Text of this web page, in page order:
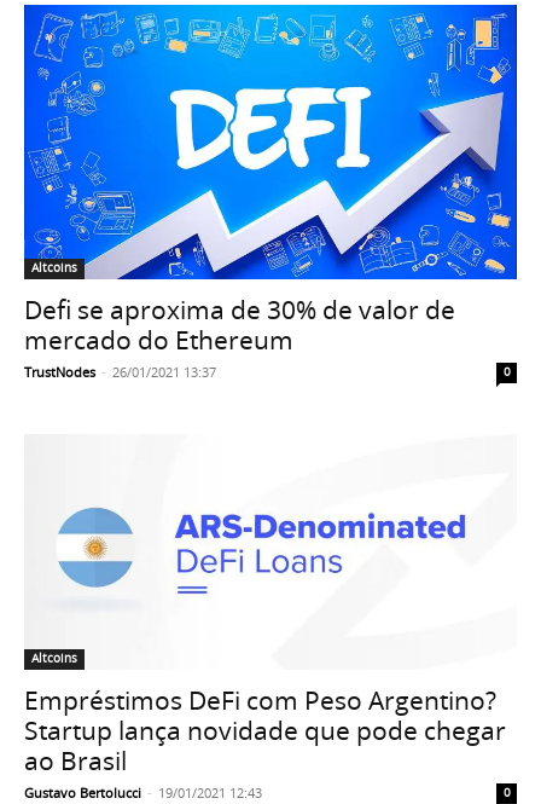
Altcoins
Defi se aproxima de 30% de valor de
mercado do Ethereum
TrustNodes - 26/01/2021 13:37 0
Altcoins
Empréstimos DeFi com Peso Argentino?
Startup lança novidade que pode chegar
ao Brasil
Gustavo Bertolucci - 19/01/2021 12:43 0